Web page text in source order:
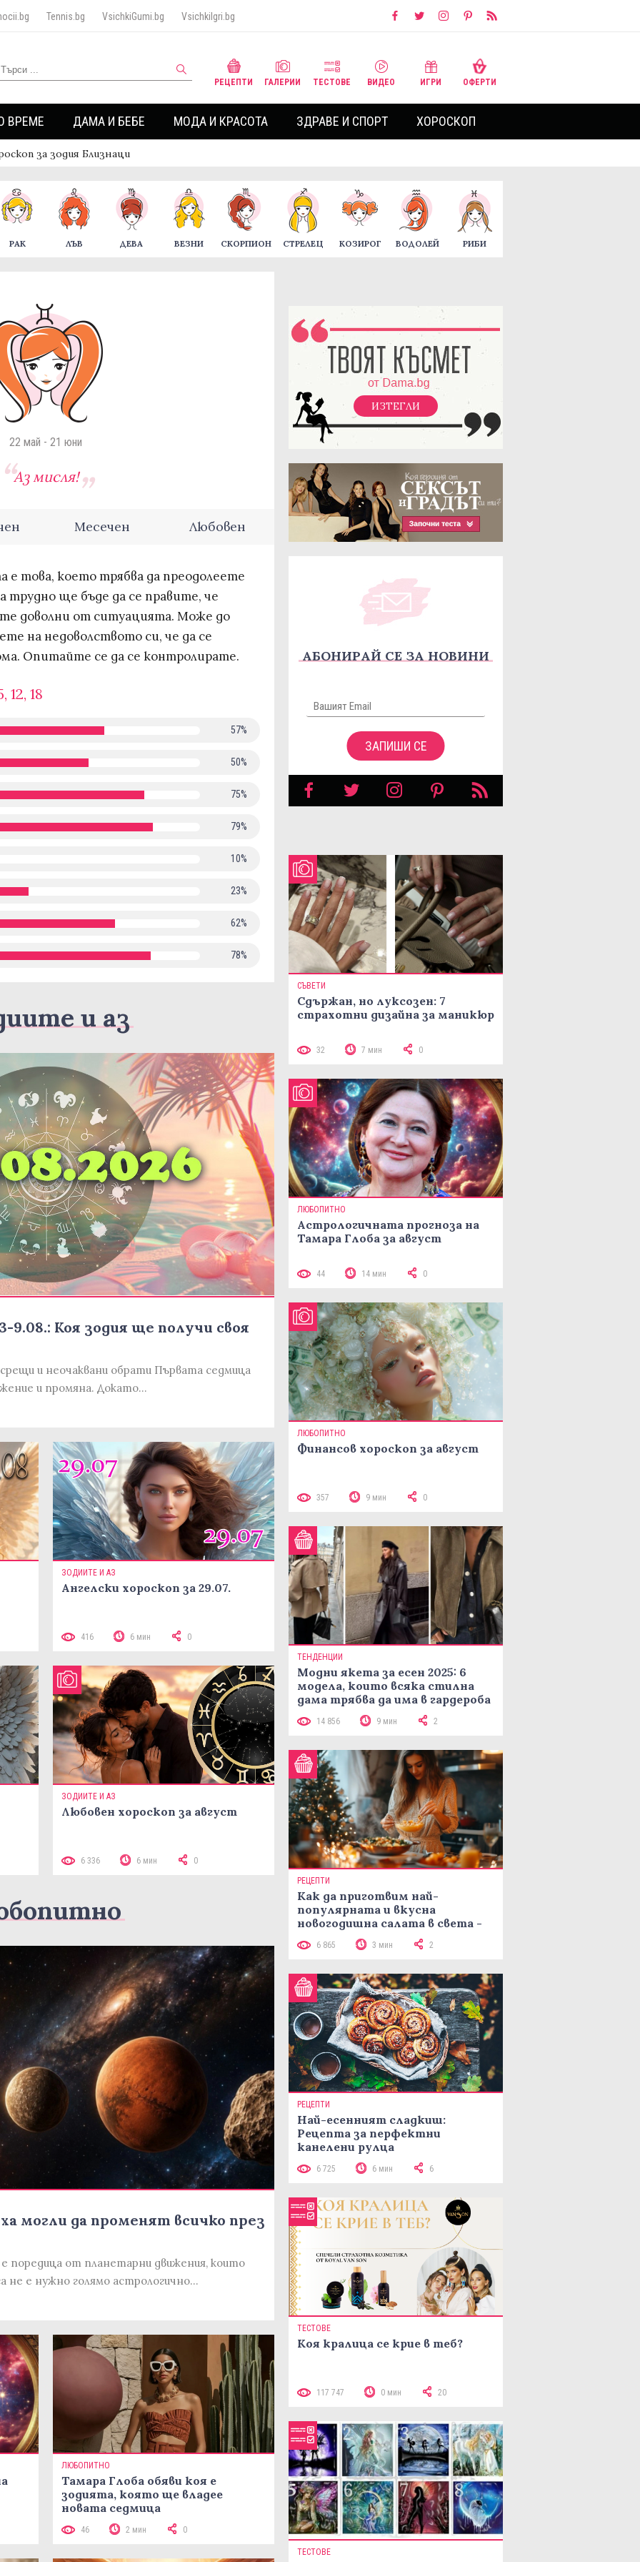
Tennis.bg VsichkiGumi.bg VsichkiIgri.bg
РЕЦЕПТИ ГАЛЕРИИ ТЕСТОВЕ ВИДЕО ИГРИ ОФЕРТИ
ВРЕМЕ ДАМА И БЕБЕ МОДА И КРАСОТА ЗДРАВЕ И СПОРТ ХОРОСКОП
за зодия Близнаци
РАК ЛЪВ ДЕВА ВЕЗНИ СКОРПИОН СТРЕЛЕЦ КОЗИРОГ ВОДОЛЕЙ РИБИ
22 май - 21 юни
Аз мисля!
Месечен Любовен
е това, което трябва да преодолеете
трудно ще бъде да се правите, че
доволни от ситуацията. Може до
на недоволството си, че да се
Опитайте се да се контролирате.
12, 18
57%
50%
75%
79%
10%
23%
62%
78%
и аз
9.08.: Коя зодия ще получи своя
и неочаквани обрати Първата седмица
и промяна. Докато…
ЗОДИИТЕ И АЗ
Ангелски хороскоп за 29.07.
416 6 мин 0
ЗОДИИТЕ И АЗ
Любовен хороскоп за август
6 336 6 мин 0
могли да променят всичко през
поредица от планетарни движения, които
не е нужно голямо астрологично…
ЛЮБОПИТНО
Тамара Глоба обяви коя е
зодията, която ще владее
новата седмица
46 2 мин 0
ИЗТЕГЛИ
АБОНИРАЙ СЕ ЗА НОВИНИ
ЗАПИШИ СЕ
СЪВЕТИ
Сдържан, но луксозен: 7
страхотни дизайна за маникюр
32 7 мин 0
ЛЮБОПИТНО
Астрологичната прогноза на
Тамара Глоба за август
44 14 мин 0
ЛЮБОПИТНО
Финансов хороскоп за август
357 9 мин 0
ТЕНДЕНЦИИ
Модни якета за есен 2025: 6
модела, които всяка стилна
дама трябва да има в гардероба
14 856 9 мин 2
РЕЦЕПТИ
Как да приготвим най-
популярната и вкусна
новогодишна салата в света -
рецепта Мимоза
6 865 3 мин 2
РЕЦЕПТИ
Най-есенният сладкиш:
Рецепта за перфектни
канелени рулца
6 725 6 мин 6
ТЕСТОВЕ
Коя кралица се крие в теб?
117 747 0 мин 20
ТЕСТОВЕ